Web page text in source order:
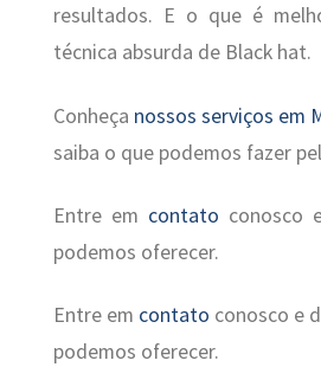
resultados. E o que é
técnica absurda de Black hat.
Conheça nossos serviços em
saiba o que podemos fazer
Entre em contato conosco
podemos oferecer.
Entre em contato conosco e
podemos oferecer.